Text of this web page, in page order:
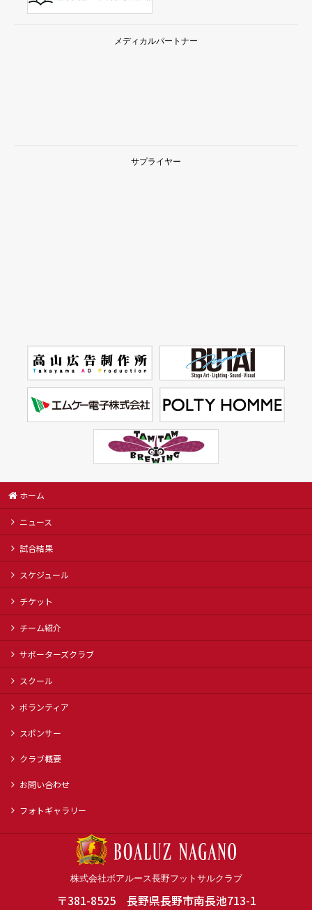
メディカルパートナー
サプライヤー
ホーム
ニュース
試合結果
スケジュール
チケット
チーム紹介
サポーターズクラブ
スクール
ボランティア
スポンサー
クラブ概要
お問い合わせ
フォトギャラリー
株式会社ボアルース長野フットサルクラブ
〒381-8525 長野県長野市南長池713-1